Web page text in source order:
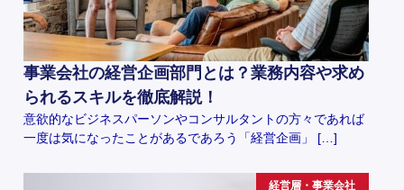
事業会社の経営企画部門とは？業務内容や求め
られるスキルを徹底解説！
意欲的なビジネスパーソンやコンサルタントの方々であれば
一度は気になったことがあるであろう「経営企画」 […]
経営層・事業会社